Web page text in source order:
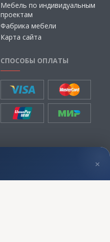
Мебель по индивидуальным
проектам
Фабрика мебели
Карта сайта
СПОСОБЫ ОПЛАТЫ
КОНТАКТЫ
×